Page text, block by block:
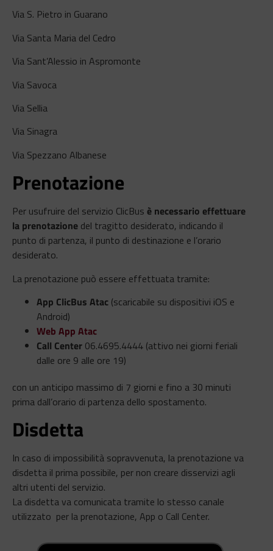
Via S. Pietro in Guarano
Via Santa Maria del Cedro
Via Sant’Alessio in Aspromonte
Via Savoca
Via Sellia
Via Sinagra
Via Spezzano Albanese
Prenotazione
Per usufruire del servizio ClicBus è necessario effettuare
la prenotazione del tragitto desiderato, indicando il
punto di partenza, il punto di destinazione e l’orario
desiderato.
La prenotazione può essere effettuata tramite:
App ClicBus Atac (scaricabile su dispositivi iOS e
Android)
Web App Atac
Call Center 06.4695.4444 (attivo nei giorni feriali
dalle ore 9 alle ore 19)
con un anticipo massimo di 7 giorni e fino a 30 minuti
prima dall’orario di partenza dello spostamento.
Disdetta
In caso di impossibilità sopravvenuta, la prenotazione va
disdetta il prima possibile, per non creare disservizi agli
altri utenti del servizio.
La disdetta va comunicata tramite lo stesso canale
utilizzato per la prenotazione, App o Call Center.